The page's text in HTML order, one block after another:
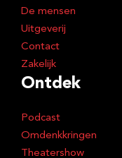
De mensen
Uitgeverij
Contact
Zakelijk
Ontdek
Podcast
Omdenkkringen
Theatershow